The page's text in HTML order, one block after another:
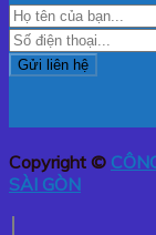
Copyright ©
SÀI GÒN